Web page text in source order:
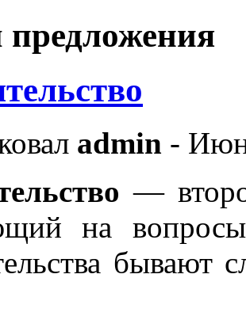
admin -
—
на
бывают